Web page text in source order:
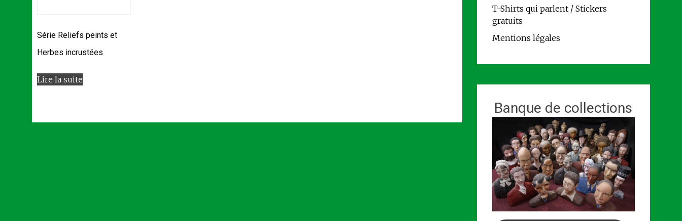
Série Reliefs peints et
Herbes incrustées
Lire la suite
T-Shirts qui parlent / Stickers
gratuits
Mentions légales
Banque de collections